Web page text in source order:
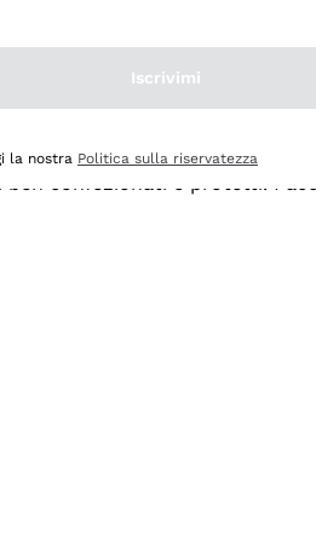
confezionati e protetti.
Iscrivimi
la nostra Politica sulla riservatezza